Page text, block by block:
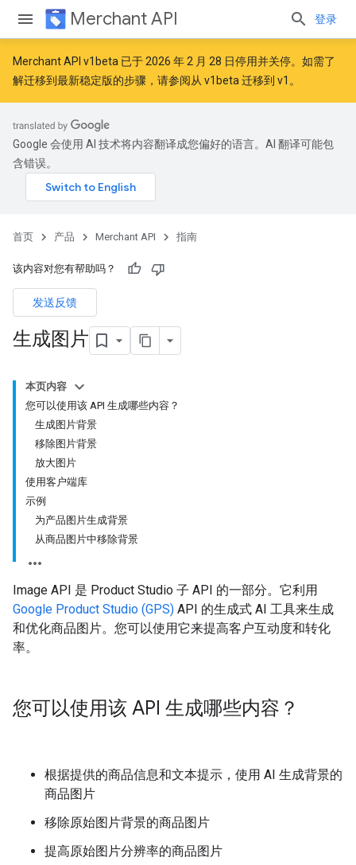
Merchant API 登录
Merchant API v1beta 已于 2026 年 2 月 28 日停用并关停。如需了
解迁移到最新稳定版的步骤，请参阅从 v1beta 迁移到 v1 。
Google 会使用 AI 技术将内容翻译成您偏好的语言。AI 翻译可能包
含错误。
首页 产品 Merchant API 指南
该内容对您有帮助吗？
发送反馈
生成图片
本页内容
您可以使用该 API 生成哪些内容？
生成图片背景
移除图片背景
放大图片
使用客户端库
示例
为产品图片生成背景
从商品图片中移除背景
Image API 是 Product Studio 子 API 的一部分。它利用
Google Product Studio (GPS) API 的生成式 AI 工具来生成
和优化商品图片。您可以使用它来提高客户互动度和转化
率。
您可以使用该 API 生成哪些内容？
根据提供的商品信息和文本提示，使用 AI 生成背景的
商品图片
移除原始图片背景的商品图片
提高原始图片分辨率的商品图片